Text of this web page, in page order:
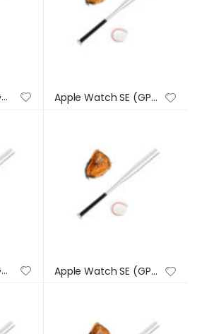
Apple Watch SE (GPS) – Caja de aluminio en plata de 44 mm – Correa deportiva en color abismo – Talla única Apple Watch SE (GPS) – Caja de aluminio en plata de 44 mm – Correa deportiva en color abismo – Talla única
Apple Watch SE (GPS) – Caja de aluminio en plata de 44 mm – Correa deportiva en color abismo – Talla única Apple Watch SE (GPS) – Caja de aluminio en plata de 44 mm – Correa deportiva en color abismo – Talla única